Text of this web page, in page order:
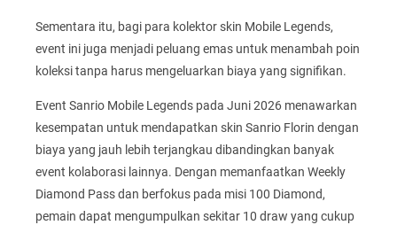
Sementara itu, bagi para kolektor skin Mobile Legends,
event ini juga menjadi peluang emas untuk menambah poin
koleksi tanpa harus mengeluarkan biaya yang signifikan.
Event Sanrio Mobile Legends pada Juni 2026 menawarkan
kesempatan untuk mendapatkan skin Sanrio Florin dengan
biaya yang jauh lebih terjangkau dibandingkan banyak
event kolaborasi lainnya. Dengan memanfaatkan Weekly
Diamond Pass dan berfokus pada misi 100 Diamond,
pemain dapat mengumpulkan sekitar 10 draw yang cukup